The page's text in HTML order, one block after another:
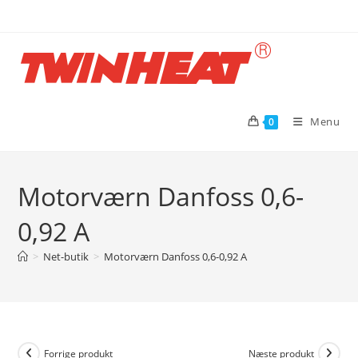
content
0 Menu
Motorværn Danfoss 0,6-
0,92 A
> Net-butik > Motorværn Danfoss 0,6-0,92 A
Forrige produkt Næste produkt